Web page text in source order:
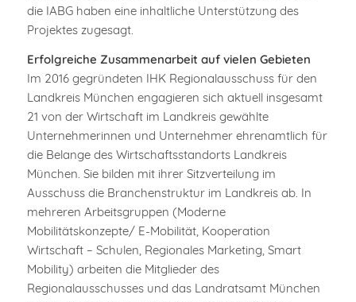
die IABG haben eine inhaltliche Unterstützung des
Projektes zugesagt.
Erfolgreiche Zusammenarbeit auf vielen Gebieten
Im 2016 gegründeten IHK Regionalausschuss für den
Landkreis München engagieren sich aktuell insgesamt
21 von der Wirtschaft im Landkreis gewählte
Unternehmerinnen und Unternehmer ehrenamtlich für
die Belange des Wirtschaftsstandorts Landkreis
München. Sie bilden mit ihrer Sitzverteilung im
Ausschuss die Branchenstruktur im Landkreis ab. In
mehreren Arbeitsgruppen (Moderne
Mobilitätskonzepte/ E-Mobilität, Kooperation
Wirtschaft – Schulen, Regionales Marketing, Smart
Mobility) arbeiten die Mitglieder des
Regionalausschusses und das Landratsamt München